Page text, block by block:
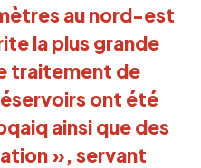
au nord-est
la plus grande
traitement de
ont été
ainsi que des
», servant